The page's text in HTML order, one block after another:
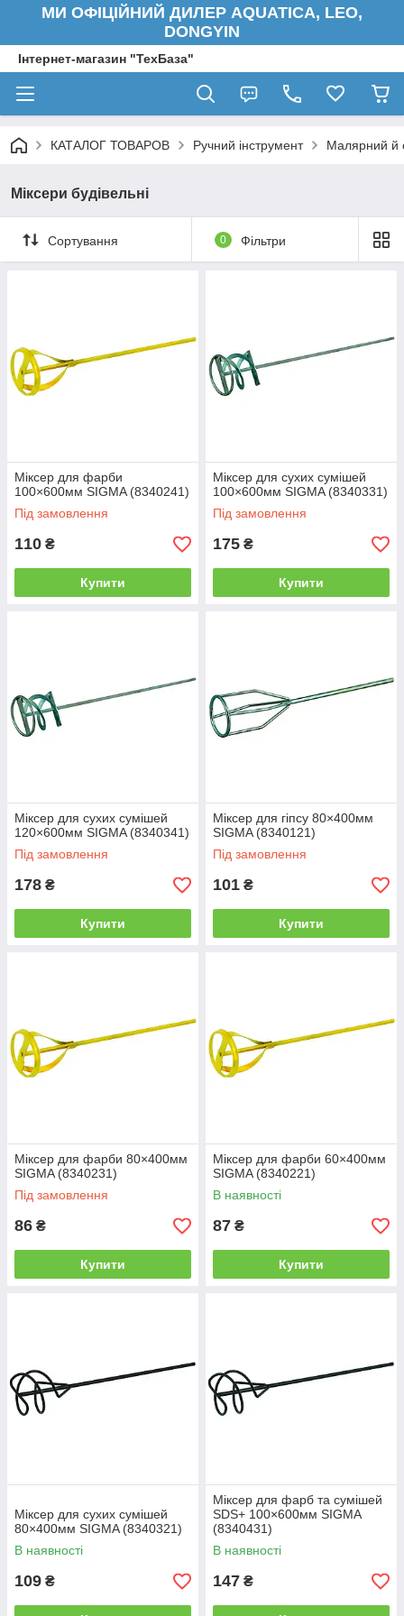
МИ ОФІЦІЙНИЙ ДИЛЕР AQUATICA, LEO,
DONGYIN
Інтернет-магазин "ТехБаза"
КАТАЛОГ ТОВАРОВ Ручний інструмент Малярний й
Міксери будівельні
Сортування 0 Фільтри
Міксер для фарби
100×600мм SIGMA (8340241)
Під замовлення
110 ₴
Купити
Міксер для сухих сумішей
100×600мм SIGMA (8340331)
Під замовлення
175 ₴
Купити
Міксер для сухих сумішей
120×600мм SIGMA (8340341)
Під замовлення
178 ₴
Купити
Міксер для гіпсу 80×400мм
SIGMA (8340121)
Під замовлення
101 ₴
Купити
Міксер для фарби 80×400мм
SIGMA (8340231)
Під замовлення
86 ₴
Купити
Міксер для фарби 60×400мм
SIGMA (8340221)
В наявності
87 ₴
Купити
Міксер для сухих сумішей
80×400мм SIGMA (8340321)
В наявності
109 ₴
Міксер для фарб та сумішей
SDS+ 100×600мм SIGMA
(8340431)
В наявності
147 ₴